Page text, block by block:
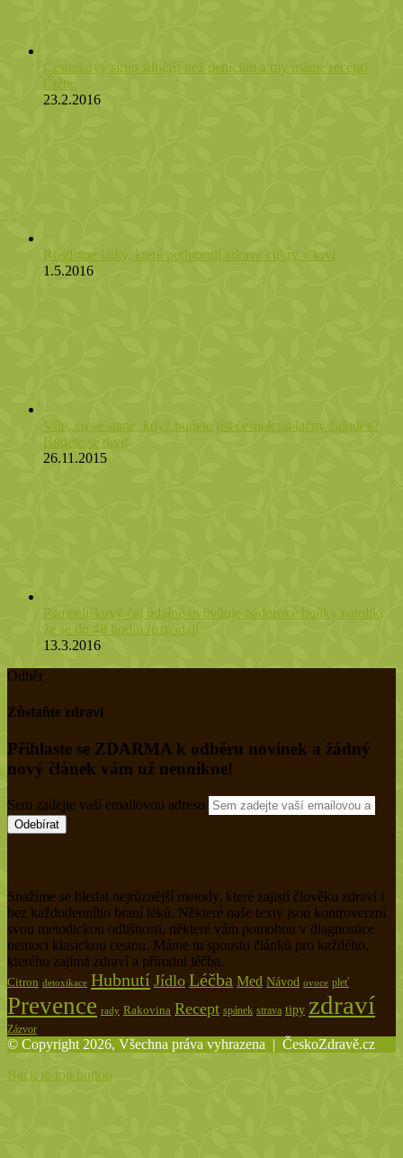
Česnekový sirup silnější než penicilín a my máme recept!
Čtěte:
23.2.2016
Rostlinné látky, které podporují zdravé cukry v krvi
1.5.2016
Víte, co se stane, když budete jíst česnek na lačný žaludek?
Budete se divit
26.11.2015
Pampeliškový čaj údajně ovlivňuje nádorové buňky natolik,
že se do 48 hodin rozpadají
13.3.2016
Odběr
Zůstaňte zdraví
Přihlaste se ZDARMA k odběru novinek a žádný
nový článek vám už neunikne!
Sem zadejte vaší emailovou adresu
Snažíme se hledat nejrůznější metody, které zajistí člověku zdraví i
bez každodenního braní léků. Některé naše texty jsou kontroverzní
svou metodickou odlišností, některé vám pomohou v diagnostice
nemoci klasickou cestou. Máme tu spoustu článků pro každého,
kterého zajímá zdraví a přírodní léčba.
Citron detoxikace Hubnutí Jídlo Léčba Med Návod ovoce pleť
Prevence rady Rakovina Recept spánek strava tipy zdraví
Zázvor
© Copyright 2026, Všechna práva vyhrazena | ČeskoZdravě.cz
Back to top button